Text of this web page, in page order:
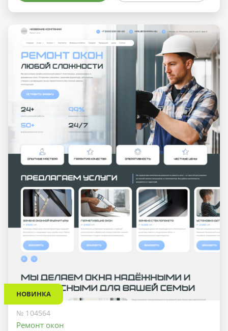
НОВИНКА
№ 104564
Ремонт окон